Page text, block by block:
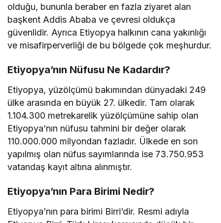
olduğu, bununla beraber en fazla ziyaret alan
başkent Addis Ababa ve çevresi oldukça
güvenlidir. Ayrıca Etiyopya halkının cana yakınlığı
ve misafirperverliği de bu bölgede çok meşhurdur.
Etiyopya’nın Nüfusu Ne Kadardır?
Etiyopya, yüzölçümü bakımından dünyadaki 249
ülke arasında en büyük 27. ülkedir. Tam olarak
1.104.300 metrekarelik yüzölçümüne sahip olan
Etiyopya’nın nüfusu tahmini bir değer olarak
110.000.000 milyondan fazladır. Ülkede en son
yapılmış olan nüfus sayımlarında ise 73.750.953
vatandaş kayıt altına alınmıştır.
Etiyopya’nın Para Birimi Nedir?
Etiyopya’nın para birimi Birri’dir. Resmi adıyla